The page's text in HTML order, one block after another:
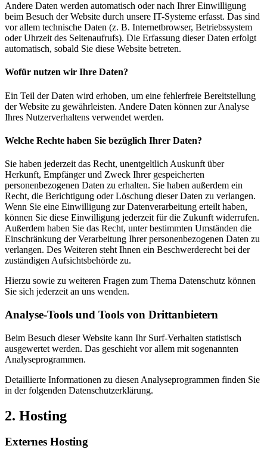
Andere Daten werden automatisch oder nach Ihrer Einwilligung
beim Besuch der Website durch unsere IT-Systeme erfasst. Das sind
vor allem technische Daten (z. B. Internetbrowser, Betriebssystem
oder Uhrzeit des Seitenaufrufs). Die Erfassung dieser Daten erfolgt
automatisch, sobald Sie diese Website betreten.
Wofür nutzen wir Ihre Daten?
Ein Teil der Daten wird erhoben, um eine fehlerfreie Bereitstellung
der Website zu gewährleisten. Andere Daten können zur Analyse
Ihres Nutzerverhaltens verwendet werden.
Welche Rechte haben Sie bezüglich Ihrer Daten?
Sie haben jederzeit das Recht, unentgeltlich Auskunft über
Herkunft, Empfänger und Zweck Ihrer gespeicherten
personenbezogenen Daten zu erhalten. Sie haben außerdem ein
Recht, die Berichtigung oder Löschung dieser Daten zu verlangen.
Wenn Sie eine Einwilligung zur Datenverarbeitung erteilt haben,
können Sie diese Einwilligung jederzeit für die Zukunft widerrufen.
Außerdem haben Sie das Recht, unter bestimmten Umständen die
Einschränkung der Verarbeitung Ihrer personenbezogenen Daten zu
verlangen. Des Weiteren steht Ihnen ein Beschwerderecht bei der
zuständigen Aufsichtsbehörde zu.
Hierzu sowie zu weiteren Fragen zum Thema Datenschutz können
Sie sich jederzeit an uns wenden.
Analyse-Tools und Tools von Dritt­anbietern
Beim Besuch dieser Website kann Ihr Surf-Verhalten statistisch
ausgewertet werden. Das geschieht vor allem mit sogenannten
Analyseprogrammen.
Detaillierte Informationen zu diesen Analyseprogrammen finden Sie
in der folgenden Datenschutzerklärung.
2. Hosting
Externes Hosting